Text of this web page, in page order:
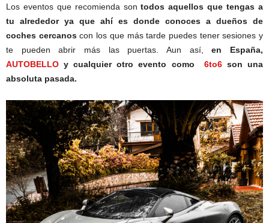
Los eventos que recomienda sontodos aquellos que tengas a
tu alrededor ya que ahí es donde conoces a dueños de
coches cercanoscon los que más tarde puedes tener sesiones y
te pueden abrir más las puertas. Aun así,en España,
AUTOBELLO y cualquier otro evento como 6to6son una
absoluta pasada.